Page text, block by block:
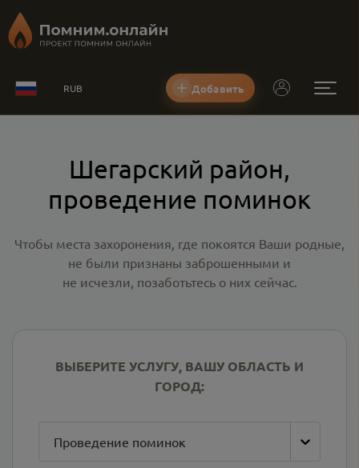
RUB Добавить
Шегарский район,
проведение поминок
Чтобы места захоронения, где покоятся Ваши родные,
не были признаны заброшенными и
не исчезли, позаботьтесь о них сейчас.
ВЫБЕРИТЕ УСЛУГУ, ВАШУ ОБЛАСТЬ И
ГОРОД:
Проведение поминок